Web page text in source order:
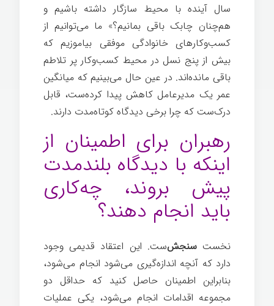
سال آینده با محیط سازگار داشته باشیم و
هم‌چنان چابک باقی بمانیم؟» ما می‌توانیم از
کسب‌وکارهای خانوادگی موفقی بیاموزیم که
بیش از پنج نسل در محیط کسب‌وکار پر تلاطم
باقی مانده‌اند. در عین حال می‌بینیم که میانگین
عمر یک مدیرعامل کاهش پیدا کرده‌ست، قابل
درک‌ست که چرا برخی دیدگاه کوتاه‌مدت دارند.
رهبران برای اطمینان از
اینکه با دیدگاه بلندمدت
پیش بروند، چه‌کاری
باید انجام دهند؟
نخستسنجش‌ست. این اعتقاد قدیمی وجود
دارد که آنچه اندازه‌گیری می‌شود انجام می‌شود،
بنابراین اطمینان حاصل کنید که حداقل دو
مجموعه اقدامات انجام می‌شود، یکی عملیات